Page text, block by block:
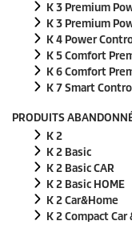
K 3 Premium
K 3 Premium
K 4 Power
K 5 Comfort
K 6 Comfort
K 7 Smart
PRODUITS
K 2
K 2 Basic
K 2 Basic CAR
K 2 Basic HOME
K 2 Car&Home
K 2 Compact Car